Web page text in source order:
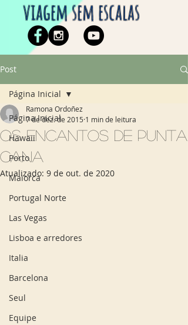
viagem sem escalas
Post
Página Inicial
Hawaii
Porto
Maiorca
Portugal Norte
Las Vegas
Lisboa e arredores
Italia
Barcelona
Seul
Equipe
Página Inicial
Os encantos de Punta
Cana
Ramona Ordoñez
7 de dez. de 2015 1 min de leitura
Atualizado: 9 de out. de 2020